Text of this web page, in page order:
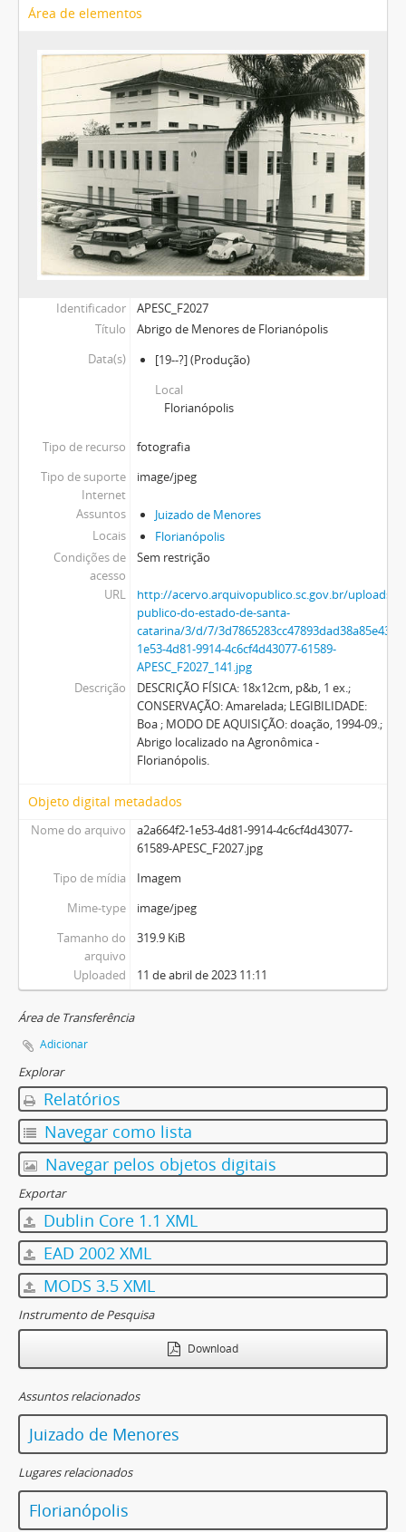
Área de elementos
Identificador
APESC_F2027
Título
Abrigo de Menores de Florianópolis
Data(s)
[19--?](Produção)
Local
Florianópolis
Tipo de recurso
fotografia
Tipo de suporte
Internet
image/jpeg
Assuntos
Juizado de Menores
Locais
Florianópolis
Condições de
acesso
Sem restrição
URL
http://acervo.arquivopublico.sc.gov.br/uploads/
publico-do-estado-de-santa-
catarina/3/d/7/
1e53-4d81-9914-4c6cf4d43077-61589-
APESC_F2027_141.jpg
Descrição
DESCRIÇÃO FÍSICA: 18x12cm, p&b, 1 ex.;
CONSERVAÇÃO: Amarelada; LEGIBILIDADE:
Boa ; MODO DE AQUISIÇÃO: doação, 1994-09.;
Abrigo localizado na Agronômica -
Florianópolis.
Objeto digital metadados
Nome do arquivo
a2a664f2-1e53-4d81-9914-4c6cf4d43077-
61589-APESC_F2027.jpg
Tipo de mídia
Imagem
Mime-type
image/jpeg
Tamanho do
arquivo
319.9 KiB
Uploaded 11 de abril de 2023 11:11
Área de Transferência
Adicionar
Explorar
Relatórios
Navegar como lista
Navegar pelos objetos digitais
Exportar
Dublin Core 1.1 XML
EAD 2002 XML
MODS 3.5 XML
Instrumento de Pesquisa
Download
Assuntos relacionados
Juizado de Menores
Lugares relacionados
Florianópolis